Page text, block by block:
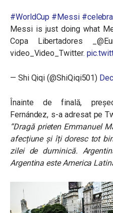
#WorldCup #Messi
Messi is just doing what
Copa Libertadores
video_Video_Twitter.
— Shi Qiqi (@ShiQiqi501)
Înainte de finală,
Fernández, s-a adresat pe
“Dragă prieten Emmanuel
afecțiune și îți doresc tot
zilei de duminică.
Argentina este America